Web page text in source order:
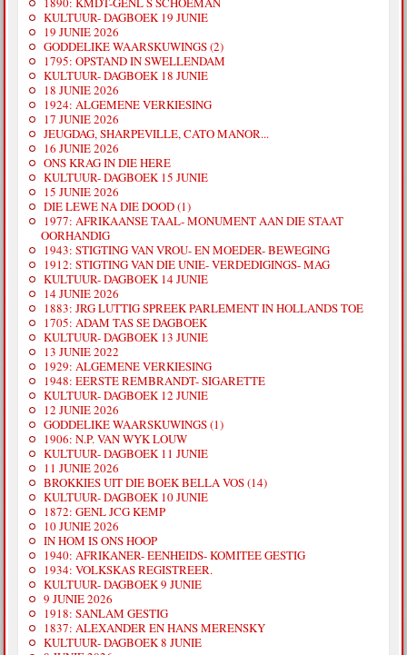
KULTUUR- DAGBOEK 19 JUNIE
19 JUNIE 2026
GODDELIKE WAARSKUWINGS (2)
1795: OPSTAND IN SWELLENDAM
KULTUUR- DAGBOEK 18 JUNIE
18 JUNIE 2026
1924: ALGEMENE VERKIESING
17 JUNIE 2026
JEUGDAG, SHARPEVILLE, CATO MANOR...
16 JUNIE 2026
ONS KRAG IN DIE HERE
KULTUUR- DAGBOEK 15 JUNIE
15 JUNIE 2026
DIE LEWE NA DIE DOOD (1)
1977: AFRIKAANSE TAAL- MONUMENT AAN DIE STAAT
OORHANDIG
1943: STIGTING VAN VROU- EN MOEDER- BEWEGING
1912: STIGTING VAN DIE UNIE- VERDEDIGINGS- MAG
KULTUUR- DAGBOEK 14 JUNIE
14 JUNIE 2026
1883: JRG LUTTIG SPREEK PARLEMENT IN HOLLANDS TOE
1705: ADAM TAS SE DAGBOEK
KULTUUR- DAGBOEK 13 JUNIE
13 JUNIE 2022
1929: ALGEMENE VERKIESING
1948: EERSTE REMBRANDT- SIGARETTE
KULTUUR- DAGBOEK 12 JUNIE
12 JUNIE 2026
GODDELIKE WAARSKUWINGS (1)
1906: N.P. VAN WYK LOUW
KULTUUR- DAGBOEK 11 JUNIE
11 JUNIE 2026
BROKKIES UIT DIE BOEK BELLA VOS (14)
KULTUUR- DAGBOEK 10 JUNIE
1872: GENL JCG KEMP
10 JUNIE 2026
IN HOM IS ONS HOOP
1940: AFRIKANER- EENHEIDS- KOMITEE GESTIG
1934: VOLKSKAS REGISTREER.
KULTUUR- DAGBOEK 9 JUNIE
9 JUNIE 2026
1918: SANLAM GESTIG
1837: ALEXANDER EN HANS MERENSKY
KULTUUR- DAGBOEK 8 JUNIE